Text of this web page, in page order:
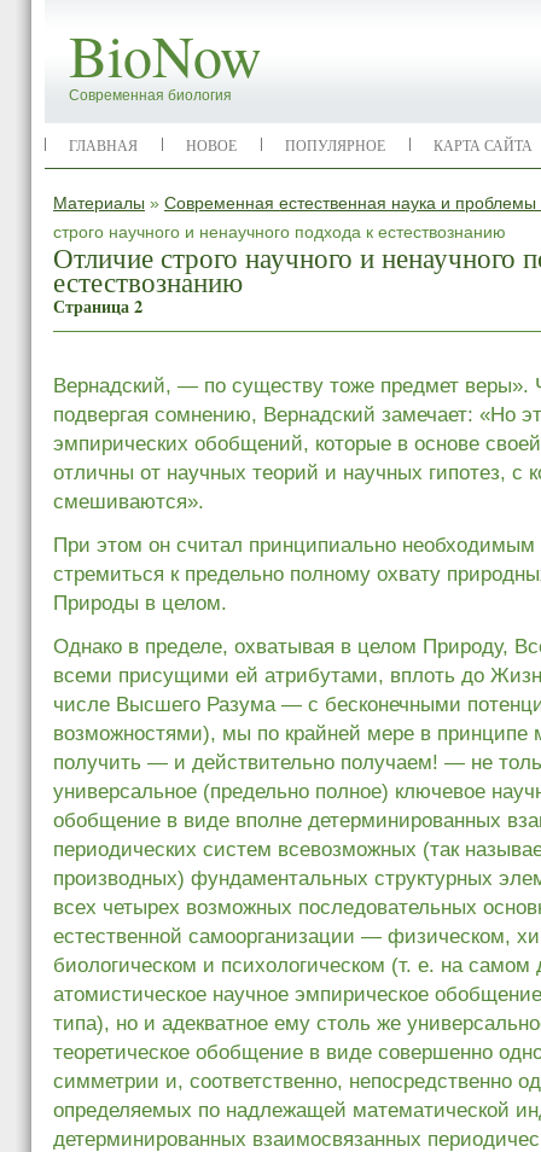
BioNow
Современная биология
ГЛАВНАЯ НОВОЕ ПОПУЛЯРНОЕ КАРТА САЙТА
Материалы » Современная естественная наука и проблемы
строго научного и ненаучного подхода к естествознанию
Отличие строго научного и ненаучного
естествознанию
Страница 2
Вернадский, — по существу тоже предмет веры».
подвергая сомнению, Вернадский замечает: «Но
эмпирических обобщений, которые в основе
отличны от научных теорий и научных гипотез, с
смешиваются».
При этом он считал принципиально
стремиться к предельно полному охвату
Природы в целом.
Однако в пределе, охватывая в целом Природу,
всеми присущими ей атрибутами, вплоть до
числе Высшего Разума — с бесконечными
возможностями), мы по крайней мере в
получить — и действительно получаем! — не
универсальное (предельно полное) ключевое
обобщение в виде вполне детерминированных
периодических систем всевозможных (так
производных) фундаментальных структурных
всех четырех возможных последовательных
естественной самоорганизации — физическом,
биологическом и психологическом (т. е. на
атомистическое научное эмпирическое
типа), но и адекватное ему столь же
теоретическое обобщение в виде совершенно
симметрии и, соответственно, непосредственно
определяемых по надлежащей математической
детерминированных взаимосвязанных